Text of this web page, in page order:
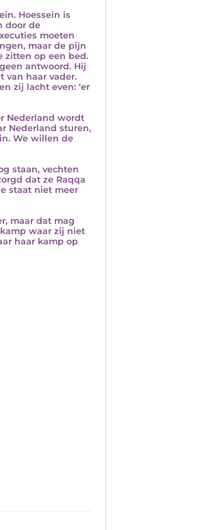
Hoessein is
door de
moeten
maar de pijn
zitten op een bed.
antwoord. Hij
van haar vader.
zij lacht even: ‘er
Nederland wordt
Nederland sturen,
We willen de
staan, vechten
dat ze Raqqa
staat niet meer
maar dat mag
waar zij niet
haar kamp op